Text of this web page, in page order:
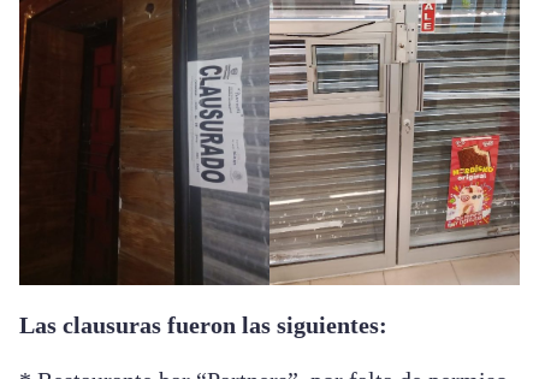
Las clausuras fueron las siguientes: